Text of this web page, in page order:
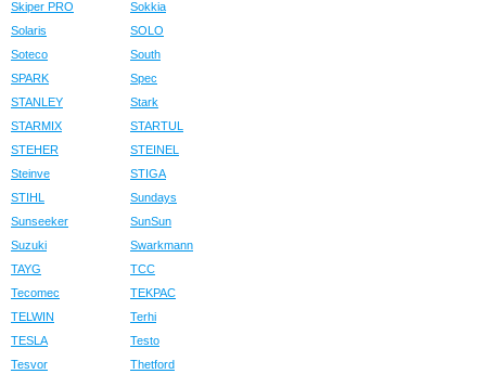
Skiper PRO
Sokkia
Solaris
SOLO
Soteco
South
SPARK
Spec
STANLEY
Stark
STARMIX
STARTUL
STEHER
STEINEL
Steinve
STIGA
STIHL
Sundays
Sunseeker
SunSun
Suzuki
Swarkmann
TAYG
TCC
Tecomec
TEKPAC
TELWIN
Terhi
TESLA
Testo
Tesvor
Thetford